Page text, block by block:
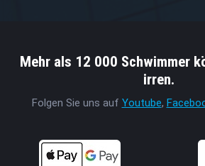
Mehr als 12 000 Schwimmer
irren.
Folgen Sie uns auf Youtube,